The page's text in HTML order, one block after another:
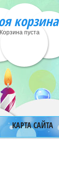
корзина
Корзина пуста
КАРТА САЙТА